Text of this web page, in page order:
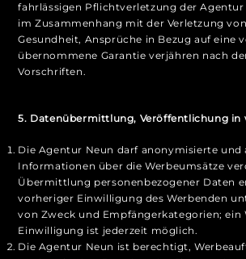
fahrlässigen Pflichtverletzung der
im Zusammenhang mit der Verletzung
Gesundheit, Ansprüche in Bezug auf eine
übernommene Garantie verjähren nach
Vorschriften.
5. Datenübermittlung, Veröffentlichung in
Die Agentur Neun darf anonymisierte und
Informationen über die Werbeumsätze
Übermittlung personenbezogener Daten
vorheriger Einwilligung des Werbenden
von Zweck und Empfängerkategorien; ein
Einwilligung ist jederzeit möglich.
Die Agentur Neun ist berechtigt,